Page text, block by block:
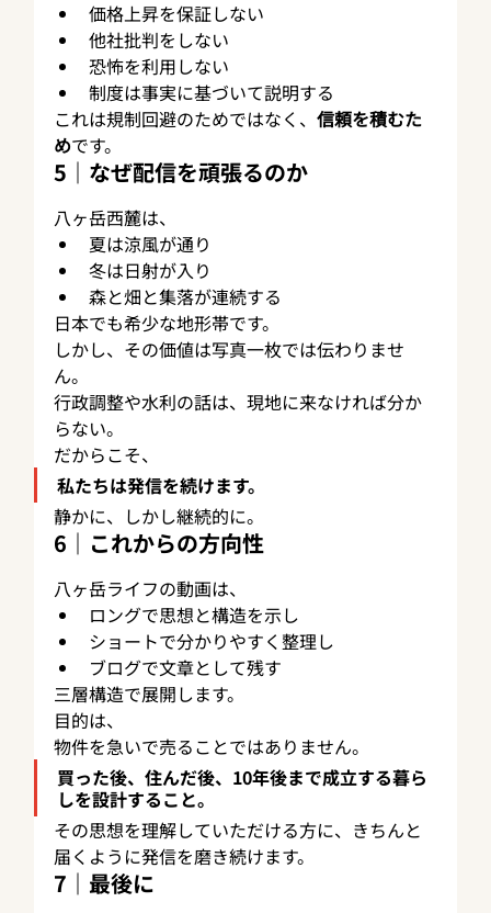
価格上昇を保証しない
他社批判をしない
恐怖を利用しない
制度は事実に基づいて説明する
これは規制回避のためではなく、 信頼を積むた
めです。
5｜なぜ配信を頑張るのか
八ヶ岳西麓は、
夏は涼風が通り
冬は日射が入り
森と畑と集落が連続する
日本でも希少な地形帯です。
しかし、その価値は写真一枚では伝わりませ
ん。
行政調整や水利の話は、現地に来なければ分か
らない。
だからこそ、
私たちは発信を続けます。
静かに、しかし継続的に。
6｜これからの方向性
八ヶ岳ライフの動画は、
ロングで思想と構造を示し
ショートで分かりやすく整理し
ブログで文章として残す
三層構造で展開します。
目的は、
物件を急いで売ることではありません。
買った後、住んだ後、10年後まで成立する暮ら
しを設計すること。
その思想を理解していただける方に、きちんと
届くように発信を磨き続けます。
7｜最後に